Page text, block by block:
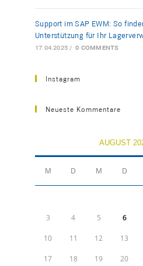
Support im SAP EWM: So
Unterstützung für Ihr
17.04.2025 / 0 COMMENTS
Instagram
Neueste Kommentare
AUGUST
M D M D
3 4 5 6
10 11 12 13
17 18 19 20